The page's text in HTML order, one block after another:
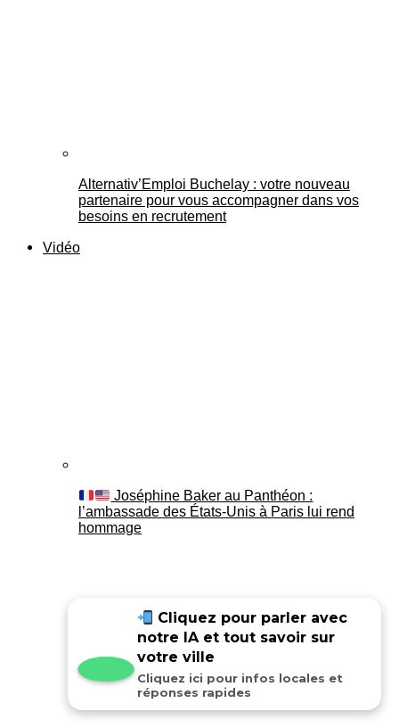
Alternativ’Emploi Buchelay : votre nouveau
partenaire pour vous accompagner dans vos
besoins en recrutement
Vidéo
Joséphine Baker au Panthéon :
l’ambassade des États-Unis à Paris lui rend
hommage
Cliquez pour parler avec
notre IA et tout savoir sur
votre ville
Cliquez ici pour infos locales et
réponses rapides